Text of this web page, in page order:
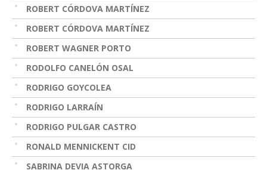
ROBERT CÓRDOVA MARTÍNEZ
ROBERT CÓRDOVA MARTÍNEZ
ROBERT WAGNER PORTO
RODOLFO CANELÓN OSAL
RODRIGO GOYCOLEA
RODRIGO LARRAÍN
RODRIGO PULGAR CASTRO
RONALD MENNICKENT CID
SABRINA DEVIA ASTORGA